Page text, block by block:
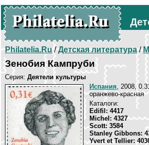
Philatelia.Ru/Детская литература/
Зенобия Кампруби
Серия: Деятели культуры
Испания, 2008,
оранжево-красная
Каталоги:
Edifil: 4417
Michel: 4327
Scott: 3584
Stanley Gibbons:
Yvert et Tellier: